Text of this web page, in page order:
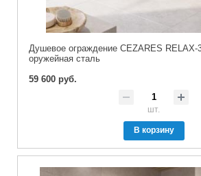
Душевое ограждение CEZARES RELAX-
оружейная сталь
59 600 руб.
шт.
В корзину